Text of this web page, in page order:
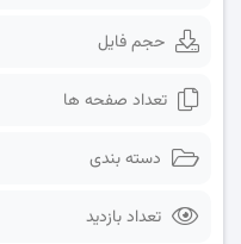
حجم فایل
تعداد صفحه ها
دسته بندی
تعداد بازدید